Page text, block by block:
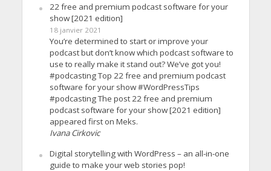
22 free and premium podcast software for your
show [2021 edition]
18 janvier 2021
You’re determined to start or improve your
podcast but don’t know which podcast software to
use to really make it stand out? We’ve got you!
#podcasting Top 22 free and premium podcast
software for your show #WordPressTips
#podcasting The post 22 free and premium
podcast software for your show [2021 edition]
appeared first on Meks.
Ivana Cirkovic
Digital storytelling with WordPress – an all-in-one
guide to make your web stories pop!